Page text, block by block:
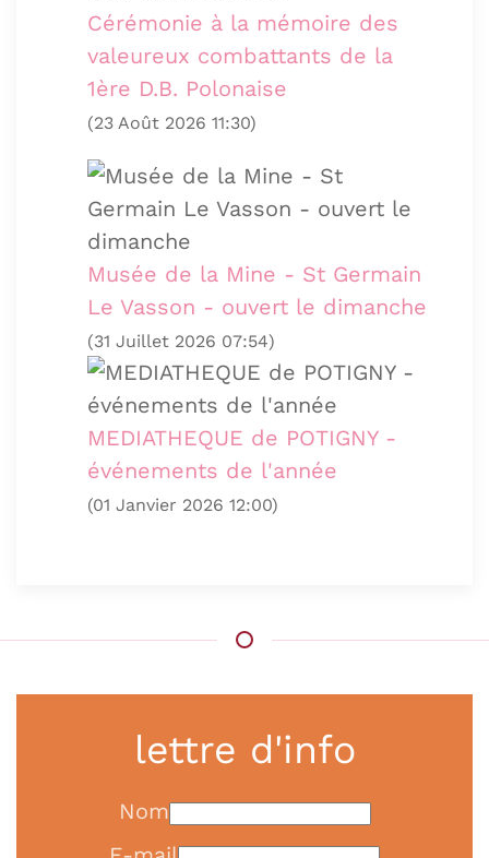
Cérémonie à la mémoire des
valeureux combattants de la
1ère D.B. Polonaise
(23 Août 2026 11:30)
Musée de la Mine - St Germain
Le Vasson - ouvert le dimanche
(31 Juillet 2026 07:54)
MEDIATHEQUE de POTIGNY -
événements de l'année
(01 Janvier 2026 12:00)
lettre d'info
Nom